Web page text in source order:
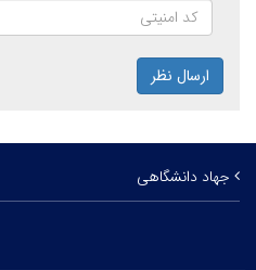
ارسال نظر
جهاد دانشگاهی